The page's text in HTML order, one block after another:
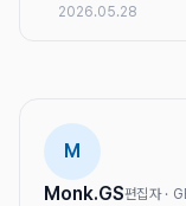
2026.05.28
M
Monk.GS편집자 ·